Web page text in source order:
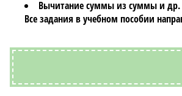
Вычитание суммы из суммы и др.
Все задания в учебном пособии